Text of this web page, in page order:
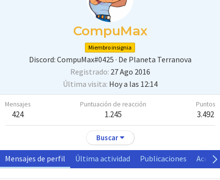
CompuMax
Miembro insignia
Discord: CompuMax#0425 · De Planeta Terranova
Registrado 27 Ago 2016
Última visita Hoy a las 12:14
Mensajes
424
Puntuación de reacción
1.245
Puntos
3.492
Buscar
Mensajes de perfil Última actividad Publicaciones Acerca